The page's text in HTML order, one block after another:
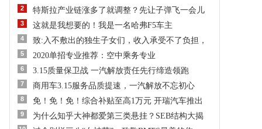
2 特斯拉产业链涨多了就调整？先让子弹飞一会儿
3 这就是我想要的！我是一名哈弗F5车主
4 致:入不敷出的独生子女们，收入承受不了负担，
5 2020单招专业推荐：空中乘务专业
6 3.15质量保卫战 一汽解放责任先行缔造领跑
7 商用车3.15服务品质提速，一汽解放不忘初心
8 免！免！免！综合补贴至高1万元 开瑞汽车推出
9 为什么知乎大神都爱第三类悬挂？SEB结构大揭